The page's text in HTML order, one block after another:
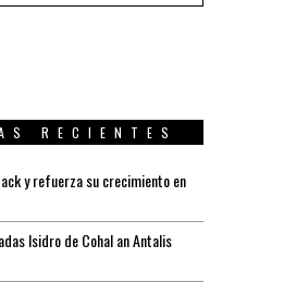
RECIENTES
y refuerza su crecimiento en
Isidro de Cohal an Antalis